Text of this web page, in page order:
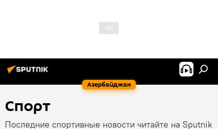
Азербайджан
Спорт
Последние спортивные новости читайте на Sputnik